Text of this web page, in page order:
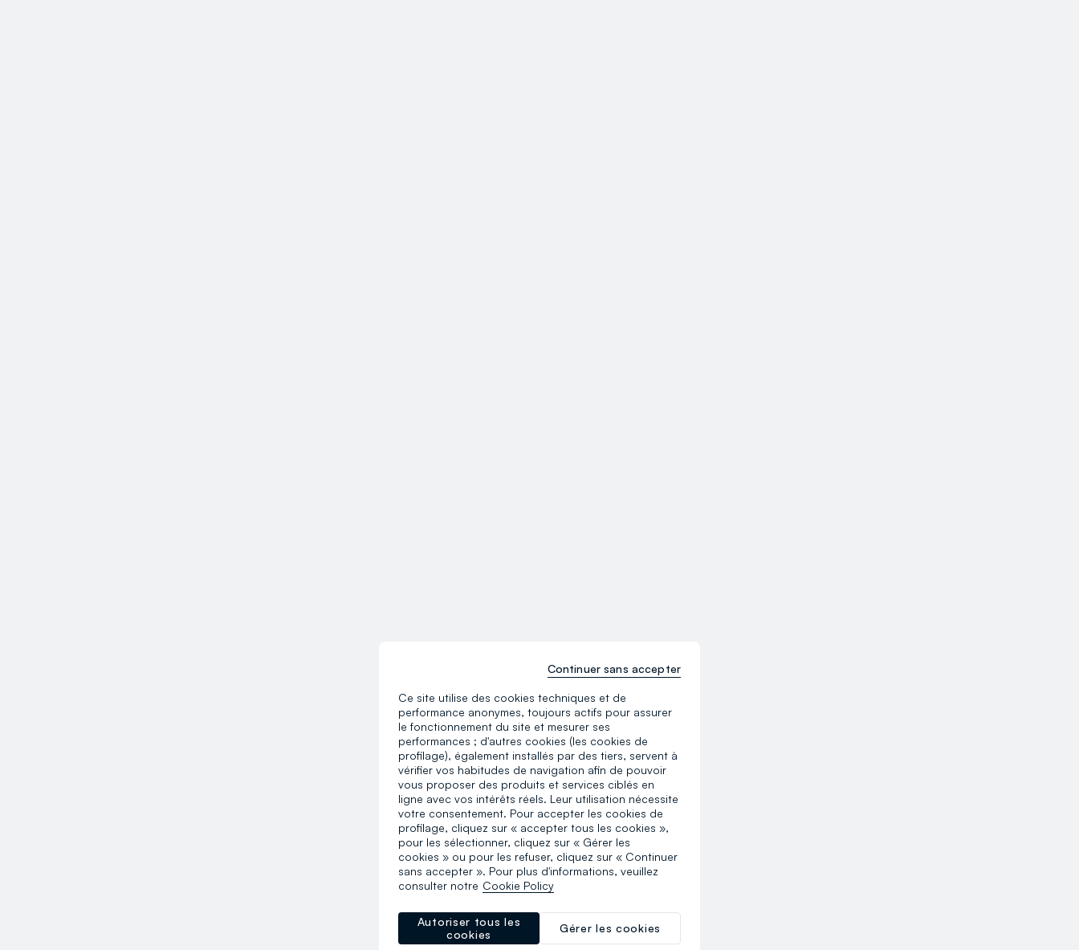
Ce site utilise des cookies techniques et de
performance anonymes, toujours actifs pour assurer
le fonctionnement du site et mesurer ses
performances ; d'autres cookies (les cookies de
profilage), également installés par des tiers, servent à
vérifier vos habitudes de navigation afin de pouvoir
vous proposer des produits et services ciblés en
ligne avec vos intérêts réels. Leur utilisation nécessite
votre consentement. Pour accepter les cookies de
profilage, cliquez sur « accepter tous les cookies »,
pour les sélectionner, cliquez sur « Gérer les
cookies » ou pour les refuser, cliquez sur « Continuer
sans accepter ». Pour plus d'informations, veuillez
consulter notre Cookie Policy
Gérer les cookies
Autoriser tous les
cookies
Continuer sans accepter